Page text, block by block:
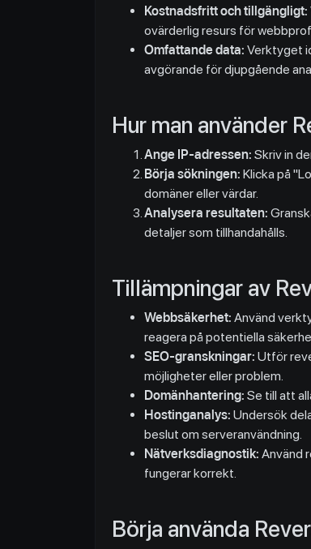
Kostnadsfritt och tillgängligt:
ovärderlig resurs för
Omfattande data: Verktyget
avgörande för djupgående
Hur man använder
Ange IP-adressen: Skriv in
Börja sökningen: Klicka på
domäner eller värdar.
Analysera resultaten:
detaljer som tillhandahålls.
Tillämpningar av
Webbsäkerhet: Använd
reagera på potentiella
SEO-granskningar: Utför
möjligheter eller problem.
Domänhantering: Se till att
Hostinganalys: Undersök
beslut om serveranvändning.
Nätverksdiagnostik: Använd
fungerar korrekt.
Börja använda